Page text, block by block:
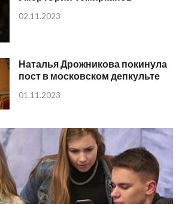
02.11.2023
Наталья Дрожникова покинула
пост в московском депкульте
01.11.2023